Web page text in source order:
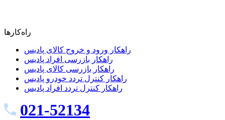
راه‌کارها
راهکار ورود و خروج کالای پادیس
راهکار بازرسی افراد پادیس
راهکار بازرسی کالای پادیس
راهکار کنترل تردد خودرو پادیس
راهکار کنترل تردد افراد پادیس
021-52134